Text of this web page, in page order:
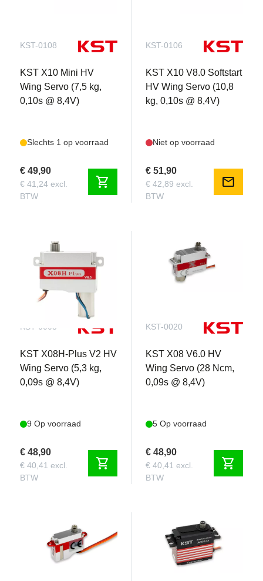
KST-0108
KST X10 Mini HV
Wing Servo (7,5 kg,
0,10s @ 8,4V)
Slechts 1 op voorraad
€ 49,90
€ 41,24 excl.
BTW
shopping_cart
KST-0106
KST X10 V8.0 Softstart
HV Wing Servo (10,8
kg, 0,10s @ 8,4V)
Niet op voorraad
€ 51,90
€ 42,89 excl.
BTW
mail
KST-0005
KST X08H-Plus V2 HV
Wing Servo (5,3 kg,
0,09s @ 8,4V)
9 Op voorraad
€ 48,90
€ 40,41 excl.
BTW
shopping_cart
KST-0020
KST X08 V6.0 HV
Wing Servo (28 Ncm,
0,09s @ 8,4V)
5 Op voorraad
€ 48,90
€ 40,41 excl.
BTW
shopping_cart